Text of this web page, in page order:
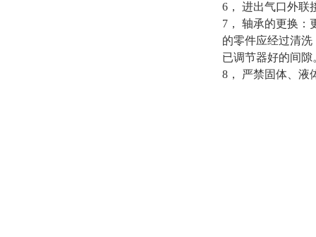
6， 进出气口外联
7， 轴承的更换：
的零件应经过清
已调节器好的间隙
8， 严禁固体、液